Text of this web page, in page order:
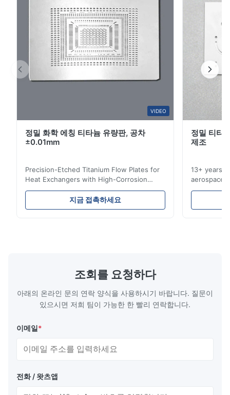
질의 스테인레스 스틸, 알루미늄, 니켈, 또는 다른 합금. 청
소 및 코팅∙ 금속 장을 청...
Mar 10.2026
This product is really precise.
Dec 10.2025
A*d
VIDEO
정밀 화학 에칭 티타늄 유량판, 공차
±0.01mm
Precision-Etched Titanium Flow Plates for
Heat Exchangers with High-Corrosion
Resistance Flow Plate Overview Xinhaisen
Technology specializes in manufacturing
high-precision chemically etched flow
Plate Features Complex, Burr
지금 접촉하세요
정밀 티타
제조
13+ years
aerospace,
instant
조회를 요청하다
아래의 온라인 문의 연락 양식을 사용하시기 바랍니다. 질문이
있으시면 저희 팀이 가능한 한 빨리 연락합니다.
이메일*
전화 / 왓츠앱